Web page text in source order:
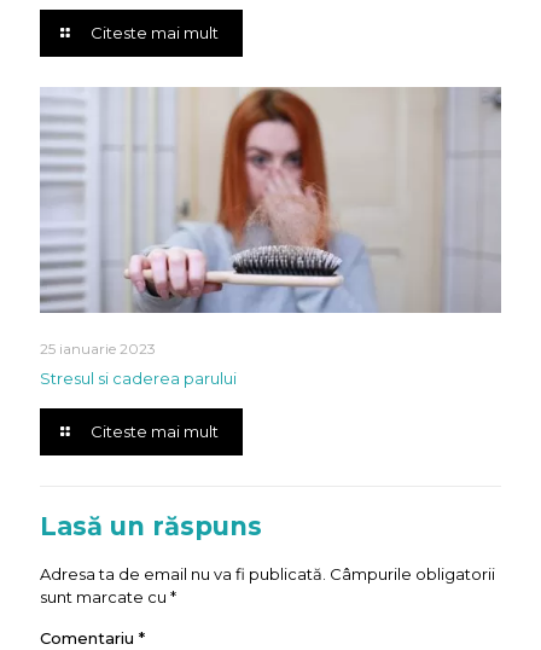
Citeste mai mult
25 ianuarie 2023
Stresul si caderea parului
Citeste mai mult
Lasă un răspuns
Adresa ta de email nu va fi publicată. Câmpurile obligatorii
sunt marcate cu *
Comentariu *